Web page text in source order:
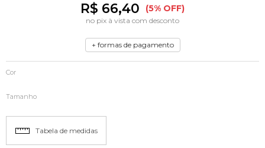
R$ 66,40 (5% OFF)
no pix à vista com desconto
+ formas de pagamento
Cor
Tamanho
Tabela de medidas